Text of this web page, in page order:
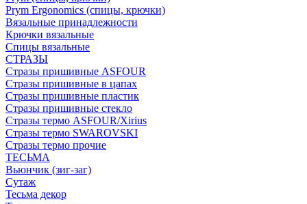
Prym Ergonomics (спицы, крючки)
Вязальные принадлежности
Крючки вязальные
Спицы вязальные
СТРАЗЫ
Стразы пришивные ASFOUR
Стразы пришивные в цапах
Стразы пришивные пластик
Стразы пришивные стекло
Стразы термо ASFOUR/Xirius
Стразы термо SWAROVSKI
Стразы термо прочие
ТЕСЬМА
Вьюнчик (зиг-заг)
Сутаж
Тесьма декор